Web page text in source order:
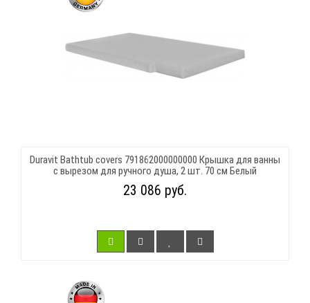
Duravit Bathtub covers 791862000000000 Крышка для ванны
с вырезом для ручного душа, 2 шт. 70 см Белый
23 086 руб.